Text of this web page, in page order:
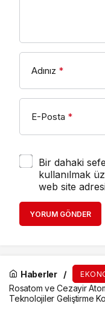
Adınız *
E-Posta *
Bir dahaki
kullanılmak
web site
YORUM GÖNDER
Haberler
Rosatom ve Cezayir
Teknolojiler Geliştirme